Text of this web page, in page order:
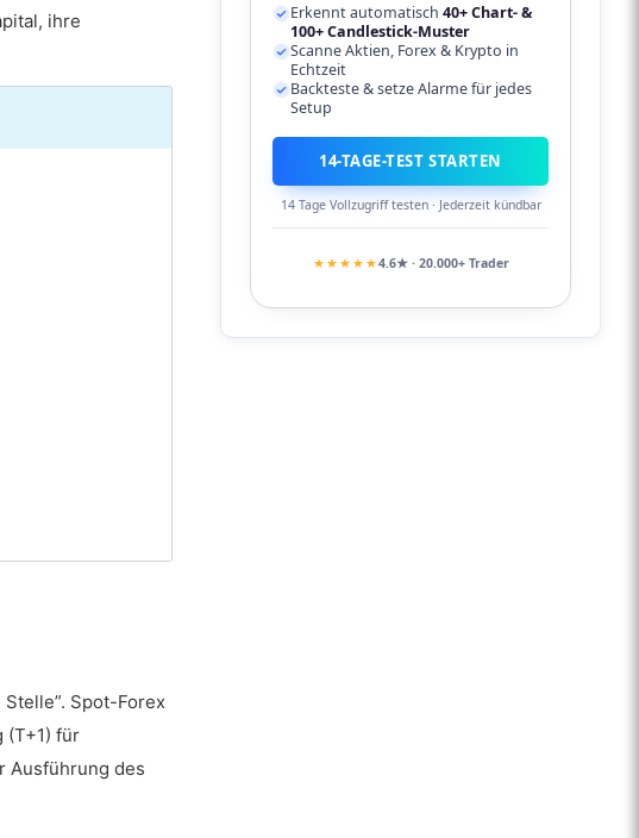
ihre
Stelle”. Spot-Forex
(T+1) für
Ausführung des
Erkennt automatisch 40+ Chart- &
100+ Candlestick-Muster
Scanne Aktien, Forex & Krypto in
Echtzeit
Backteste & setze Alarme für jedes
Setup
14-TAGE-TEST STARTEN
14 Tage Vollzugriff testen · Jederzeit kündbar
★★★★★4.6★ · 20.000+ Trader